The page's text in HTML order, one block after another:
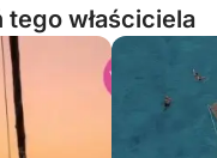
właściciela